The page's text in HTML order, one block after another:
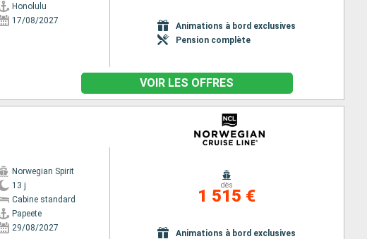
Honolulu
17/08/2027
Animations à bord exclusives
Pension complète
VOIR LES OFFRES
Norwegian Spirit
13 j
Cabine standard
Papeete
29/08/2027
dès
1 515 €
Animations à bord exclusives